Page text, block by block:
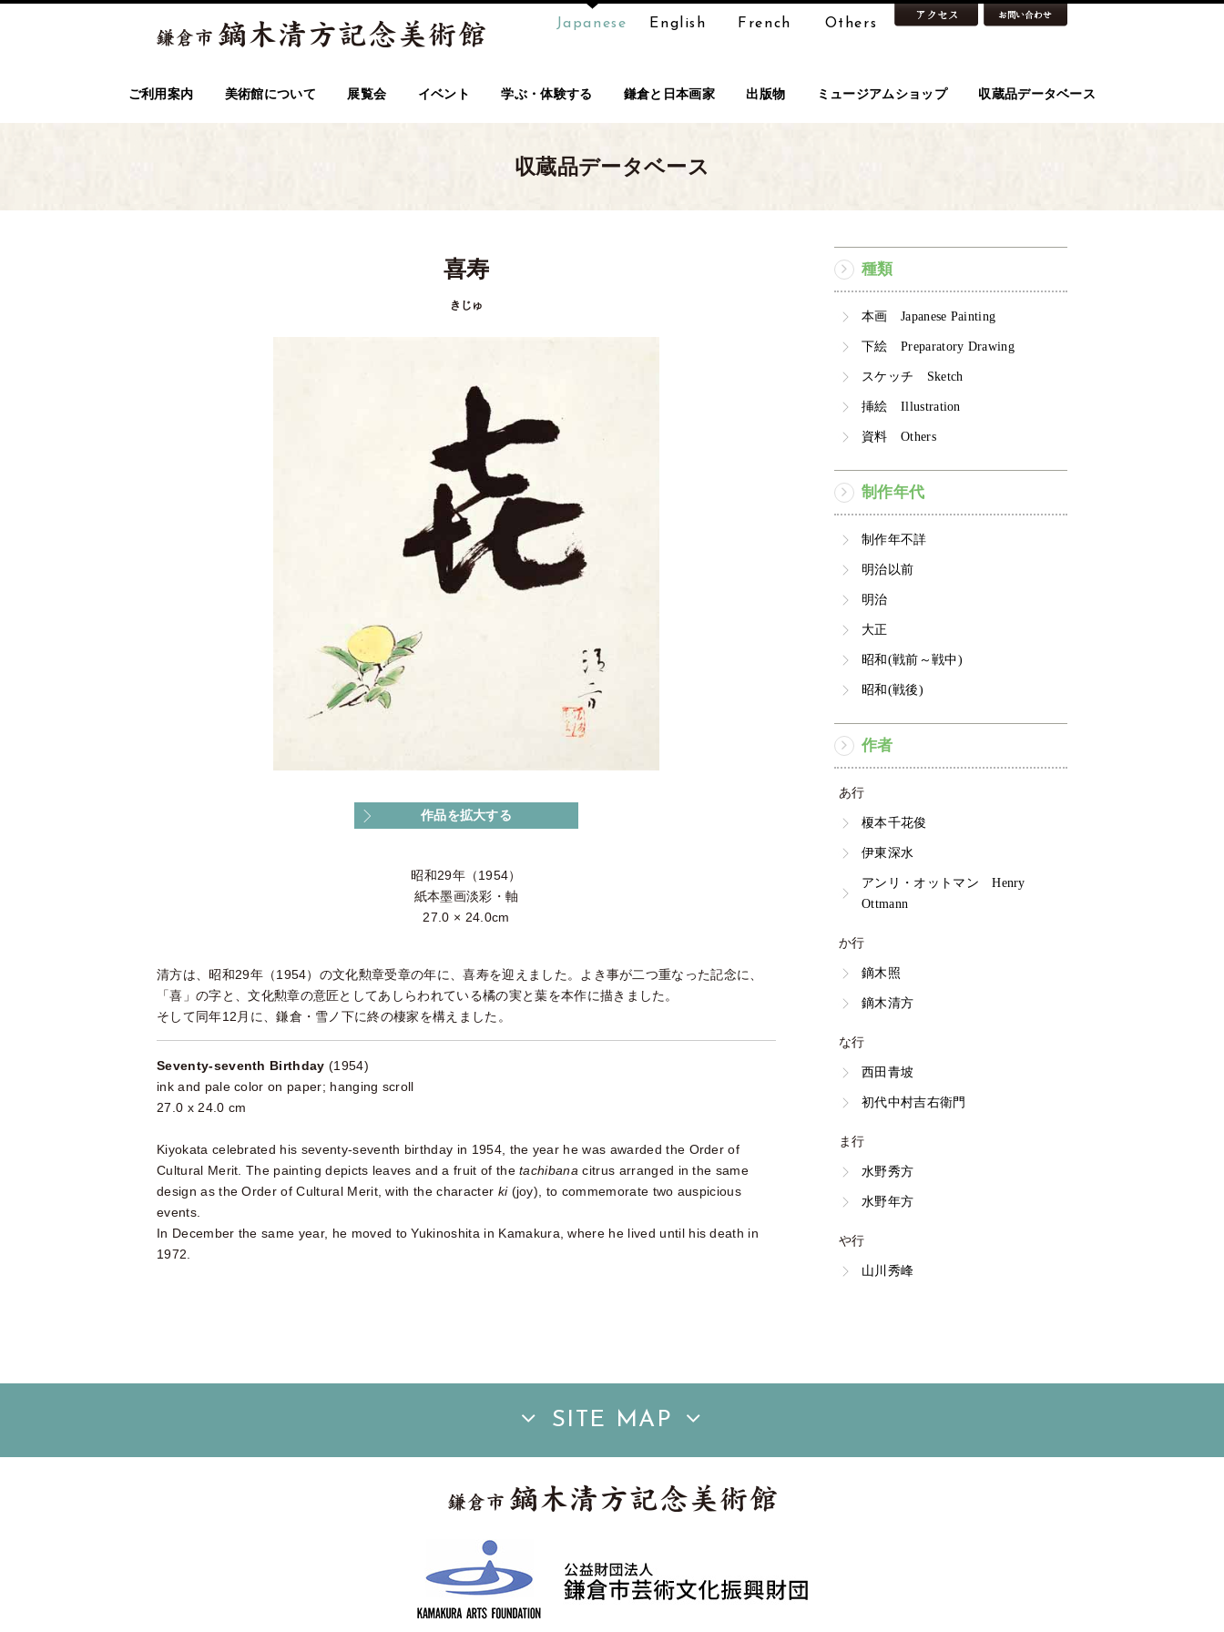
Japanese English French Others
ご利用案内 美術館について 展覧会 イベント 学ぶ・体験する 鎌倉と日本画家 出版物 ミュージアムショップ 収蔵品データベース
収蔵品データベース
喜寿
きじゅ
作品を拡大する
昭和29年（1954）
紙本墨画淡彩・軸
27.0 × 24.0cm
清方は、昭和29年（1954）の文化勲章受章の年に、喜寿を迎えました。よき事が二つ重なった記念に、
「喜」の字と、文化勲章の意匠としてあしらわれている橘の実と葉を本作に描きました。
そして同年12月に、鎌倉・雪ノ下に終の棲家を構えました。
Seventy-seventh Birthday (1954)
ink and pale color on paper; hanging scroll
27.0 x 24.0 cm
Kiyokata celebrated his seventy-seventh birthday in 1954, the year he was awarded the Order of
Cultural Merit. The painting depicts leaves and a fruit of thetachibana citrus arranged in the same
design as the Order of Cultural Merit, with the character ki(joy), to commemorate two auspicious
events.
In December the same year, he moved to Yukinoshita in Kamakura, where he lived until his death in
1972.
種類
本画 Japanese Painting
下絵 Preparatory Drawing
スケッチ Sketch
挿絵 Illustration
資料 Others
制作年代
制作年不詳
明治以前
明治
大正
昭和(戦前～戦中)
昭和(戦後)
作者
あ行
榎本千花俊
伊東深水
アンリ・オットマン Henry
Ottmann
か行
鏑木照
鏑木清方
な行
西田青坡
初代中村吉右衛門
ま行
水野秀方
水野年方
や行
山川秀峰
SITE MAP